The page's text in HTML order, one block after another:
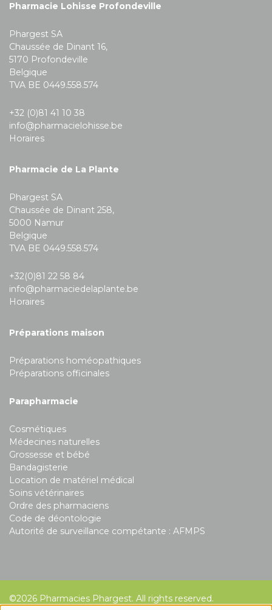
Pharmacie Lohisse Profondeville
Phargest SA
Chaussée de Dinant 16,
5170 Profondeville
Belgique
TVA BE 0449.558.574
+32 (0)81 41 10 38
info@pharmacielohisse.be
Horaires
Pharmacie de La Plante
Phargest SA
Chaussée de Dinant 258,
5000 Namur
Belgique
TVA BE 0449.558.574
+32(0)81 22 58 84
info@pharmaciedelaplante.be
Horaires
Préparations maison
Préparations homéopathiques
Préparations officinales
Parapharmacie
Cosmétiques
Médecines naturelles
Grossesse et bébé
Bandagisterie
Location de matériel médical
Soins vétérinaires
Ordre des pharmaciens
Code de déontologie
Autorité de surveillance compétante : AFMPS
©2026 Pharmacies Phargest. All rights reserved.